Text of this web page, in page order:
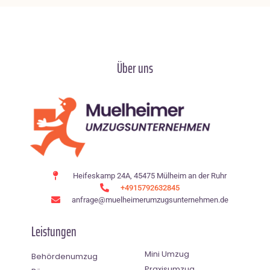
Über uns
Heifeskamp 24A, 45475 Mülheim an der Ruhr
+4915792632845
anfrage@muelheimerumzugsunternehmen.de
Leistungen
Behördenumzug
Mini Umzug